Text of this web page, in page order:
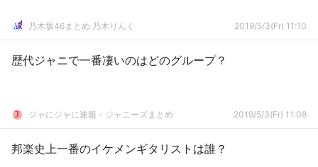
乃木坂46まとめ 乃木りんく 2019/5/3(Fr) 11:10
歴代ジャニで一番凄いのはどのグループ？
ジャにジャに速報 - ジャニーズまとめ 2019/5/3(Fr) 11:08
邦楽史上一番のイケメンギタリストは誰？